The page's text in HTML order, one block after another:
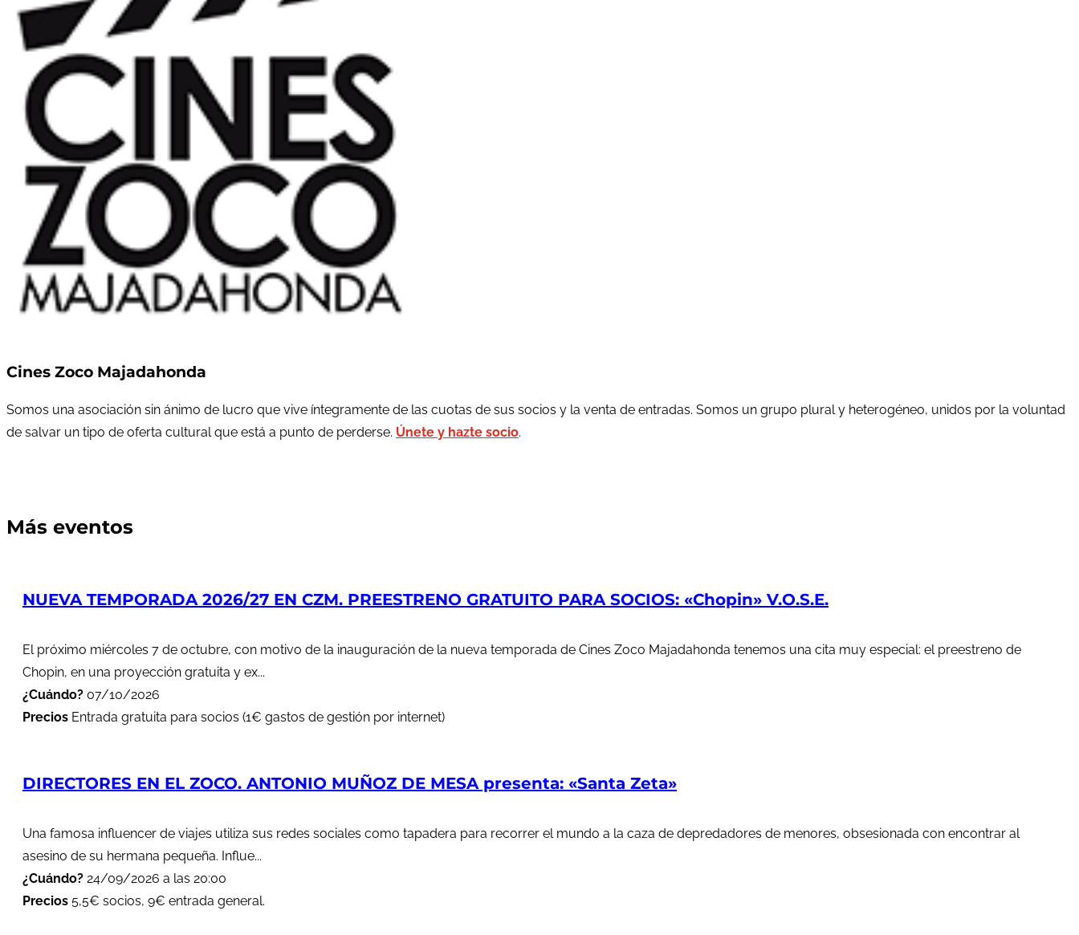
Cines Zoco Majadahonda
Somos una asociación sin ánimo de lucro que vive íntegramente de las cuotas de sus socios y la venta de entradas. Somos un grupo plural y heterogéneo, unidos por la voluntad
de salvar un tipo de oferta cultural que está a punto de perderse. Únete y hazte socio.
Más eventos
NUEVA TEMPORADA 2026/27 EN CZM. PREESTRENO GRATUITO PARA SOCIOS: «Chopin» V.O.S.E.
El próximo miércoles 7 de octubre, con motivo de la inauguración de la nueva temporada de Cines Zoco Majadahonda tenemos una cita muy especial: el preestreno de
Chopin, en una proyección gratuita y ex...
¿Cuándo? 07/10/2026
Precios Entrada gratuita para socios (1€ gastos de gestión por internet)
DIRECTORES EN EL ZOCO. ANTONIO MUÑOZ DE MESA presenta: «Santa Zeta»
Una famosa influencer de viajes utiliza sus redes sociales como tapadera para recorrer el mundo a la caza de depredadores de menores, obsesionada con encontrar al
asesino de su hermana pequeña. Influe...
¿Cuándo? 24/09/2026 a las 20:00
Precios 5,5€ socios, 9€ entrada general.